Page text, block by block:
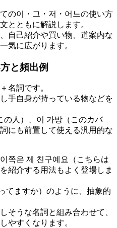
の이・그・저・어느の使い方
とともに解説します。
自己紹介や買い物、道案内な
気に広がります。
と頻出例
名詞です。
手自身が持っている物などを
の人）、이 가방（このカバ
にも前置して使える汎用的な
쪽은 제 친구예요（こちらは
紹介する用法もよく登場しま
てますか）のように、抽象的
そうな名詞と組み合わせて、
やすくなります。